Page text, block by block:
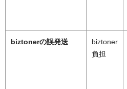
biztonerの誤発送
biztoner
負担